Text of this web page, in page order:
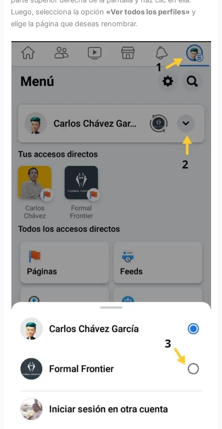
Luego, selecciona la opción «Ver todos los perfiles» y
elige la página que deseas renombrar.